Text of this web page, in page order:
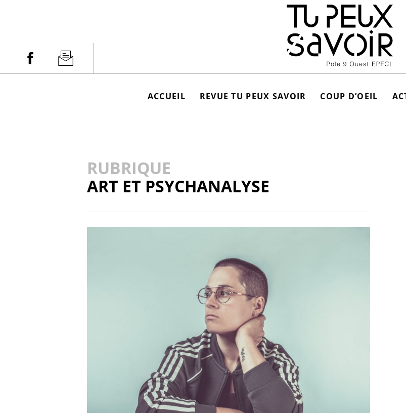
Facebook Newsletter
ACCUEIL REVUE TU PEUX SAVOIR COUP D’OEIL
RUBRIQUE
ART ET PSYCHANALYSE